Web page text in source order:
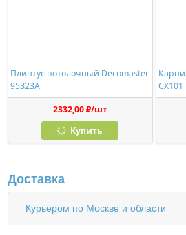
Плинтус потолочный Decomaster
95323A
2332,00 ₽/шт
Купить
CX101
Доставка
Курьером по Москве и области